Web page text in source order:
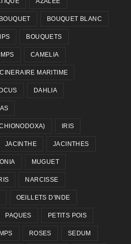
BOUQUET BOUQUET BLANC
BOUQUETS
CAMELIA
CINERAIRE MARITIME
DAHLIA
IRIS
JACINTHE JACINTHES
MUGUET
NARCISSE
OEILLETS D'INDE
PAQUES PETITS POIS
ROSES SEDUM